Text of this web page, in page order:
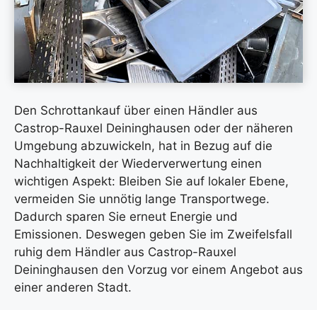
Den Schrottankauf über einen Händler aus
Castrop-Rauxel Deininghausen oder der näheren
Umgebung abzuwickeln, hat in Bezug auf die
Nachhaltigkeit der Wiederverwertung einen
wichtigen Aspekt: Bleiben Sie auf lokaler Ebene,
vermeiden Sie unnötig lange Transportwege.
Dadurch sparen Sie erneut Energie und
Emissionen. Deswegen geben Sie im Zweifelsfall
ruhig dem Händler aus Castrop-Rauxel
Deininghausen den Vorzug vor einem Angebot aus
einer anderen Stadt.